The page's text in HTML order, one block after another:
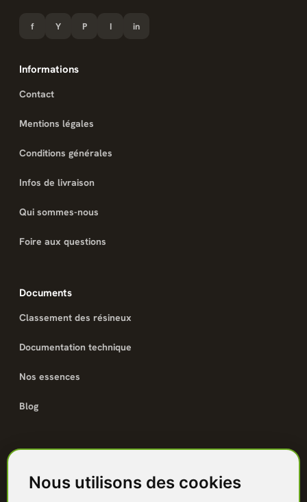
Nous utilisons des cookies
f Y P I in
Informations
Contact
Mentions légales
Conditions générales
Infos de livraison
Qui sommes-nous
Foire aux questions
Documents
Classement des résineux
Documentation technique
Nos essences
Blog
Terrasse bois